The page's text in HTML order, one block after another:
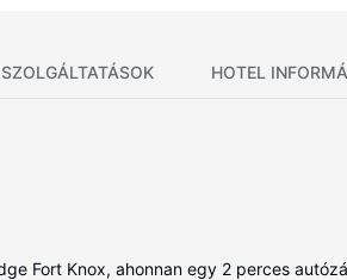
SZOLGÁLTATÁSOK HOTEL
Fort Knox, ahonnan egy 2 perces